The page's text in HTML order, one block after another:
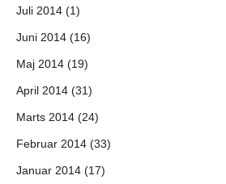
Juli 2014 (1)
Juni 2014 (16)
Maj 2014 (19)
April 2014 (31)
Marts 2014 (24)
Februar 2014 (33)
Januar 2014 (17)